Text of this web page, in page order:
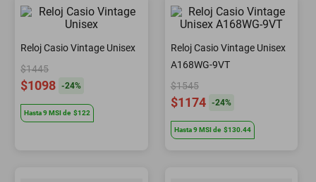
Reloj Casio Vintage Unisex
$1445
$1098 -24%
Hasta9MSIde $122
Reloj Casio Vintage Unisex
A168WG-9VT
$1545
$1174 -24%
Hasta9MSIde $130.44